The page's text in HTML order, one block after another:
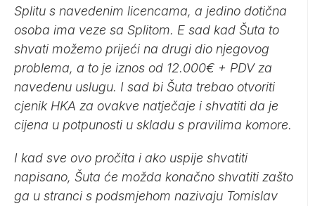
Splitu s navedenim licencama, a jedino dotična
osoba ima veze sa Splitom. E sad kad Šuta to
shvati možemo prijeći na drugi dio njegovog
problema, a to je iznos od 12.000€ + PDV za
navedenu uslugu. I sad bi Šuta trebao otvoriti
cjenik HKA za ovakve natječaje i shvatiti da je
cijena u potpunosti u skladu s pravilima komore.
I kad sve ovo pročita i ako uspije shvatiti
napisano, Šuta će možda konačno shvatiti zašto
ga u stranci s podsmjehom nazivaju Tomislav